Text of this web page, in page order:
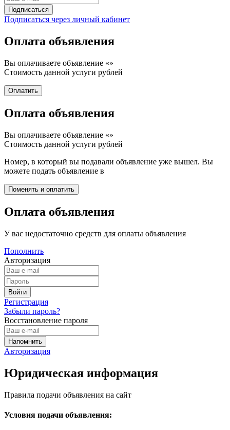
Подписаться через личный кабинет
Оплата объявления
Вы оплачиваете объявление «»
Стоимость данной услуги рублей
Оплата объявления
Вы оплачиваете объявление «»
Стоимость данной услуги рублей
Номер, в который вы подавали объявление уже вышел. Вы
можете подать объявление в
Оплата объявления
У вас недостаточно средств для оплаты объявления
Пополнить
Авторизация
Регистрация
Забыли пароль?
Восстановление пароля
Авторизация
Юридическая информация
Правила подачи объявления на сайт
Условия подачи объявления: